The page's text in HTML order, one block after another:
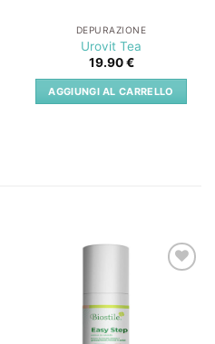
DEPURAZIONE
Urovit Tea
19.90€
AGGIUNGI AL CARRELLO